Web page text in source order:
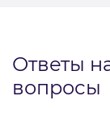
Ответы
вопросы